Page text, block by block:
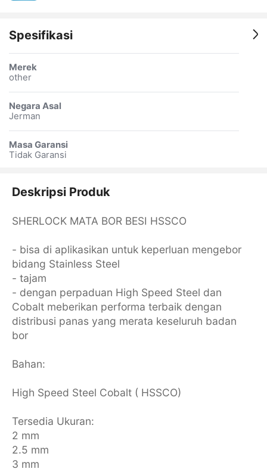
Spesifikasi
Merek
other
Negara Asal
Jerman
Masa Garansi
Tidak Garansi
Deskripsi Produk
SHERLOCK MATA BOR BESI HSSCO
- bisa di aplikasikan untuk keperluan mengebor
bidang Stainless Steel
- tajam
- dengan perpaduan High Speed Steel dan
Cobalt meberikan performa terbaik dengan
distribusi panas yang merata keseluruh badan
bor
Bahan:
High Speed Steel Cobalt ( HSSCO)
Tersedia Ukuran:
2 mm
2.5 mm
3 mm